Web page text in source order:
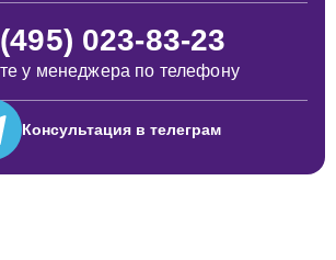
023-83-23
у менеджера по телефону
Консультация в телеграм